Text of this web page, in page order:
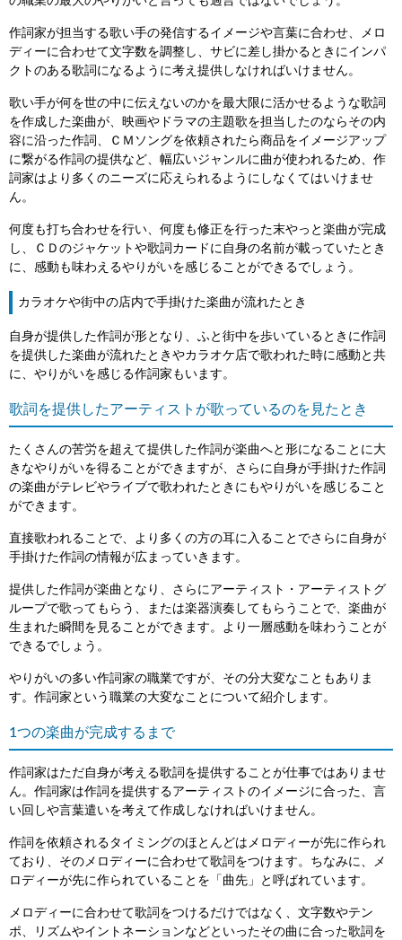
作詞家が担当する歌い手の発信するイメージや言葉に合わせ、メロ
ディーに合わせて文字数を調整し、サビに差し掛かるときにインパ
クトのある歌詞になるように考え提供しなければいけません。
歌い手が何を世の中に伝えないのかを最大限に活かせるような歌詞
を作成した楽曲が、映画やドラマの主題歌を担当したのならその内
容に沿った作詞、ＣＭソングを依頼されたら商品をイメージアップ
に繋がる作詞の提供など、幅広いジャンルに曲が使われるため、作
詞家はより多くのニーズに応えられるようにしなくてはいけませ
ん。
何度も打ち合わせを行い、何度も修正を行った末やっと楽曲が完成
し、ＣＤのジャケットや歌詞カードに自身の名前が載っていたとき
に、感動も味わえるやりがいを感じることができるでしょう。
カラオケや街中の店内で手掛けた楽曲が流れたとき
自身が提供した作詞が形となり、ふと街中を歩いているときに作詞
を提供した楽曲が流れたときやカラオケ店で歌われた時に感動と共
に、やりがいを感じる作詞家もいます。
歌詞を提供したアーティストが歌っているのを見たとき
たくさんの苦労を超えて提供した作詞が楽曲へと形になることに大
きなやりがいを得ることができますが、さらに自身が手掛けた作詞
の楽曲がテレビやライブで歌われたときにもやりがいを感じること
ができます。
直接歌われることで、より多くの方の耳に入ることでさらに自身が
手掛けた作詞の情報が広まっていきます。
提供した作詞が楽曲となり、さらにアーティスト・アーティストグ
ループで歌ってもらう、または楽器演奏してもらうことで、楽曲が
生まれた瞬間を見ることができます。より一層感動を味わうことが
できるでしょう。
やりがいの多い作詞家の職業ですが、その分大変なこともありま
す。作詞家という職業の大変なことについて紹介します。
1つの楽曲が完成するまで
作詞家はただ自身が考える歌詞を提供することが仕事ではありませ
ん。作詞家は作詞を提供するアーティストのイメージに合った、言
い回しや言葉遣いを考えて作成しなければいけません。
作詞を依頼されるタイミングのほとんどはメロディーが先に作られ
ており、そのメロディーに合わせて歌詞をつけます。ちなみに、メ
ロディーが先に作られていることを「曲先」と呼ばれています。
メロディーに合わせて歌詞をつけるだけではなく、文字数やテン
ポ、リズムやイントネーションなどといったその曲に合った歌詞を